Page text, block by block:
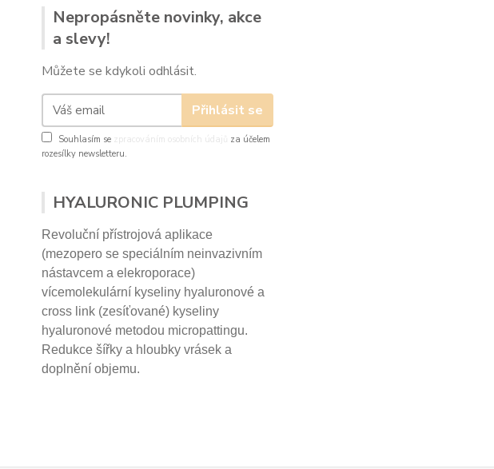
Nepropásněte novinky, akce
a slevy!
Můžete se kdykoli odhlásit.
Přihlásit se
Souhlasím se zpracováním osobních údajů
za účelem
rozesílky newsletteru.
HYALURONIC PLUMPING
Revoluční přístrojová aplikace
(mezopero se speciálním neinvazivním
nástavcem a elekroporace)
vícemolekulární kyseliny hyaluronové a
cross link (zesíťované) kyseliny
hyaluronové metodou micropattingu.
Redukce šířky a hloubky vrásek a
doplnění objemu.